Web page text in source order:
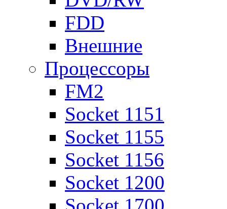
FDD
Внешние
Процессоры
FM2
Socket 1151
Socket 1155
Socket 1156
Socket 1200